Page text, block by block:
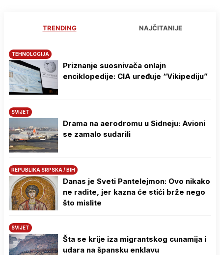
TRENDING NAJČITANIJE
TEHNOLOGIJA
Priznanje suosnivača onlajn
enciklopedije: CIA uređuje “Vikipediju”
SVIJET
Drama na aerodromu u Sidneju: Avioni
se zamalo sudarili
REPUBLIKA SRPSKA / BIH
Danas je Sveti Pantelejmon: Ovo nikako
ne radite, jer kazna će stići brže nego
što mislite
SVIJET
Šta se krije iza migrantskog cunamija i
udara na špansku enklavu